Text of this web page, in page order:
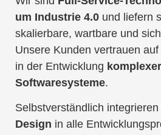
um Industrie 4.0 und liefern
skalierbare, wartbare und
Unsere Kunden vertrauen
in der Entwicklung
Softwaresysteme.
Selbstverständlich integrieren
Design in alle